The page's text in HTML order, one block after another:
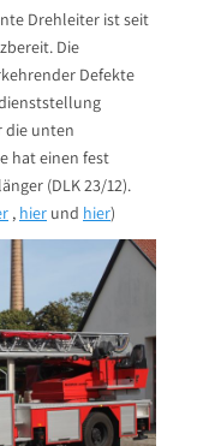
Drehleiter ist seit
Die
Defekte
die unten
hat einen fest
(DLK 23/12).
, hier und hier)